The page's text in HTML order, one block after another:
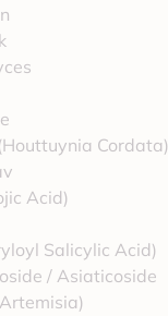
Cordata)
Acid)
Salicylic Acid)
/ Asiaticoside